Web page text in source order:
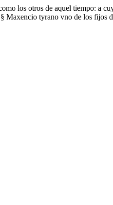
los otros de aquel tiempo: a
Maxencio tyrano vno de los